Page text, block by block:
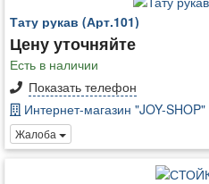
Тату рукав (Арт.101)
Цену уточняйте
Есть в наличии
Показать телефон
Интернет-магазин "JOY-SHOP"
Жалоба